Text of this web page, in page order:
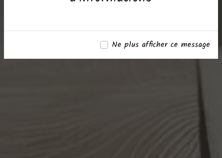
Ne plus afficher ce message